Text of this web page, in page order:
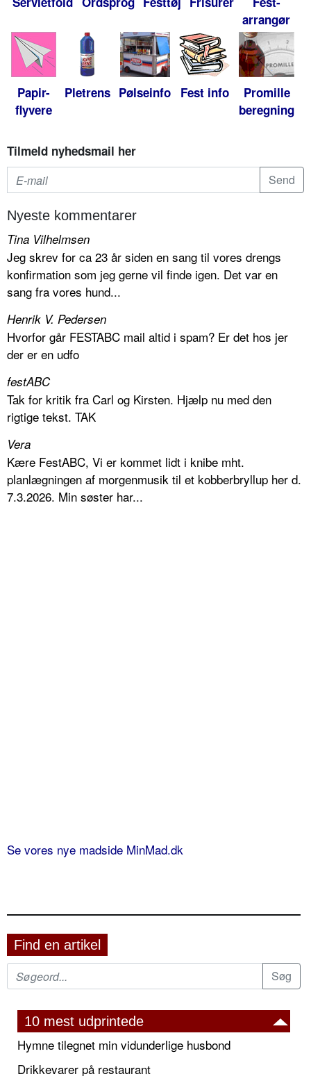
arrangør
Papir-
flyvere
Pletrens Pølseinfo Fest info
Promille
beregning
Tilmeld nyhedsmail her
Nyeste kommentarer
Tina Vilhelmsen
Jeg skrev for ca 23 år siden en sang til vores drengs
konfirmation som jeg gerne vil finde igen. Det var en
sang fra vores hund...
Henrik V. Pedersen
Hvorfor går FESTABC mail altid i spam? Er det hos jer
der er en udfo
festABC
Tak for kritik fra Carl og Kirsten. Hjælp nu med den
rigtige tekst. TAK
Vera
Kære FestABC, Vi er kommet lidt i knibe mht.
planlægningen af morgenmusik til et kobberbryllup her d.
7.3.2026. Min søster har...
Se vores nye madside MinMad.dk
Find en artikel
10 mest udprintede
Hymne tilegnet min vidunderlige husbond
Drikkevarer på restaurant